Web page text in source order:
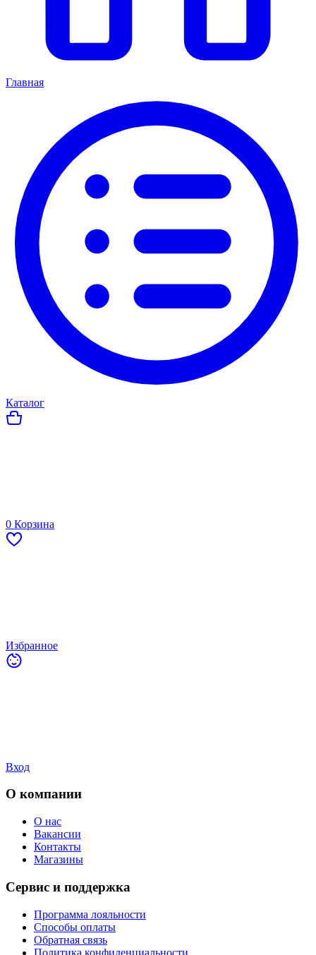
Главная
Каталог
0 Корзина
Избранное
Вход
О компании
О нас
Вакансии
Контакты
Магазины
Сервис и поддержка
Программа лояльности
Способы оплаты
Обратная связь
Политика конфиденциальности